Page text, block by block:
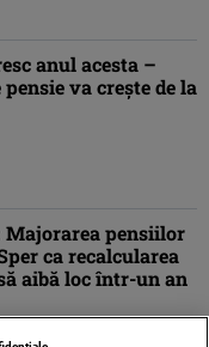
anul acesta –
va creşte de la
pensiilor
ca recalcularea
aibă loc într-un an